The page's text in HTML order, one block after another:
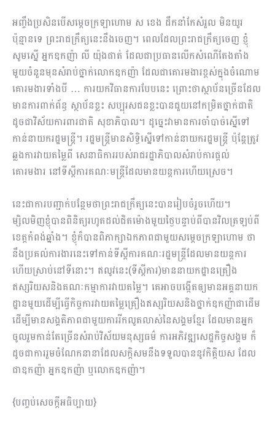
អញ្ចឹងប្រសិនបើសម្ដេចក្រឡាហោម ស ខេង ដឹកនាំកែសំរួល មិនយូរ
ប៉ុន្មានទេ ព្រះរាជក្រឹត្យនេះនឹងចេញ។ ពេលដែលព្រះរាជក្រឹត្យចេញ ខ្ញុំ
សូមស្នើ អ្នកឧកញ៉ា លី យ៉ុងផាត់ ដែលជាប្រធានលើកសំ​ណើតែងតាំង
មួយចំនួនមុនសំរាប់ថ្នាក់លោកឧកញ៉ា ដែលជាគោរមងារខ្ពស់ក្នុងចំណោម
គោរមងារទាំងបី … ការយកវិធានការបែបនេះ ព្រោះថាស្ថាប័នច្រើនដែល
មានការពាក់ព័ន្ធ ស្ថាប័នខ្លះ សប្បុរសជនខ្លះបានជួយនៅកម្រិតថ្នាក់ជាតិ
ដូចជាវិស័យការពារជាតិ សុខាភិបាល។ ដូច្នេះវាមានការចាំបាច់ស្នើទៅ
កាន់នាយករដ្ឋមន្ដ្រី។ រដ្ឋមន្ដ្រីមានសិទ្ធិស្នើទៅកាន់នាយករដ្ឋមន្ដ្រី ប៉ុន្ដែត្រូវ
ឆ្លងការវាយតម្លៃពី សេនាធិការរបស់រាជរដ្ឋាភិបាលសំរាប់ការផ្ដល់
គោរមងារ នៅទីស្ដីការគណៈមន្ដ្រីដែលមានយន្ដការហើយស្រេច។
នេះជាការបញ្ជាក់បន្ថែមថាព្រះរាជក្រឹត្យនេះបានរៀបចំរួចហើយ។
ម្សិលមិញខ្ញុំបានពិនិត្យរហូតដល់ជិតម៉ោងមួយថ្ងៃបន្ទាប់ពីបានវិលត្រឡប់ពី
ខេត្តកំពង់ឆ្នាំង។ ខ្ញុំក៏បានពិភាក្សាឯកភាពជាមួយសម្ដេចក្រឡាហោម ថា
នឹងប្រគល់ការងារនេះទៅកាន់ទីស្ដីការគណៈរដ្ឋមន្ដ្រីដែលមានយន្ដការ
ហើយស្រាប់នៅទីនោះ។ ឥលូវនេះ(ទីស្ដីការ)មាននាយកដ្ឋានគ្រឿង
ឥស្សរិយសនិងគណៈកម្មាការវាយតម្លៃ។ គេអាចបង្កើតឲ្យមានអគ្គនាយក
ដ្ឋានមួយដើម្បីធ្វើកិច្ចការវាយតម្លៃគ្រឿងឥស្សរិយសនិងថ្នាក់ឧកញ៉ាជាដើម
ដើម្បីមានសង្គតិភាពជាមួយការរីកលូតលាស់នៃសង្គមខ្មែរ ដែលមានអ្នក
ចូលរួមកាន់តែច្រើនសំរាប់វិស័យមនុស្សធម៌ ការអភិវឌ្ឍសេដ្ឋកិច្ចសង្គម ក៏
ដូចជាការរួមចំណែកនានាដែលសក្ដិសមនឹងទទួលបាននូវកិត្តិយស ដែល
ជាឧកញ៉ា អ្នកឧកញ៉ា ឬលោកឧកញ៉ា។
{បញ្ចប់សេចក្ដីអធិប្បាយ}